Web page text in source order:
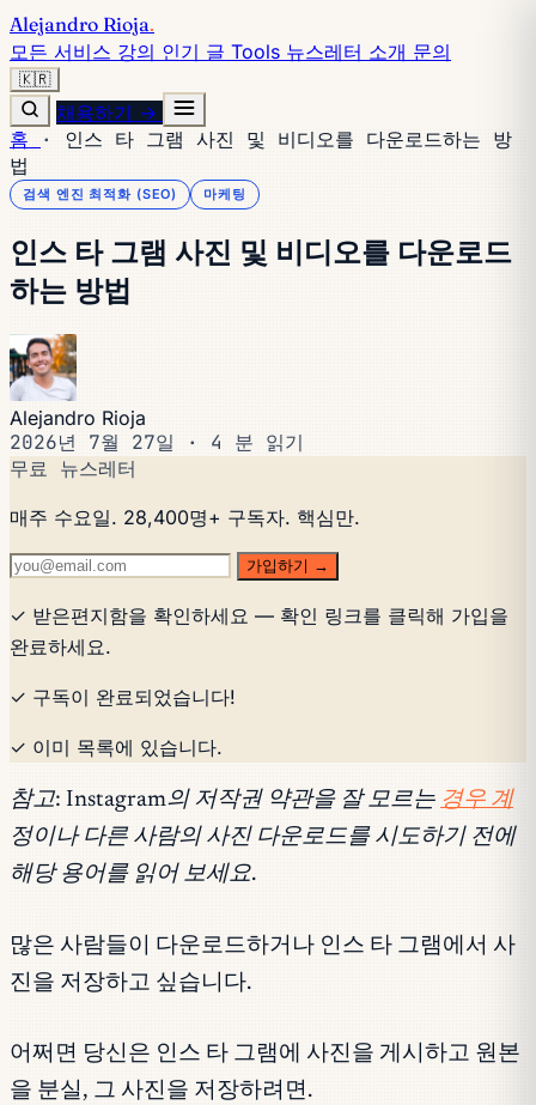
Alejandro Rioja.
모든 서비스 강의 인기 글 Tools 뉴스레터 소개 문의
🇰🇷
채용하기 →
홈 ·
인스 타 그램 사진 및 비디오를 다운로드하는 방
법
검색 엔진 최적화 (SEO) 마케팅
인스 타 그램 사진 및 비디오를 다운로드
하는 방법
Alejandro Rioja
2026년 7월 27일 ·
4 분 읽기
무료 뉴스레터
매주 수요일. 28,400명+ 구독자. 핵심만.
가입하기 →
✓ 받은편지함을 확인하세요 — 확인 링크를 클릭해 가입을
완료하세요.
✓ 구독이 완료되었습니다!
✓ 이미 목록에 있습니다.
참고: Instagram의 저작권 약관을 잘 모르는 경우 계
정이나 다른 사람의 사진 다운로드를 시도하기 전에
해당 용어를 읽어 보세요.
많은 사람들이 다운로드하거나 인스 타 그램에서 사
진을 저장하고 싶습니다.
어쩌면 당신은 인스 타 그램에 사진을 게시하고 원본
을 분실, 그 사진을 저장하려면.